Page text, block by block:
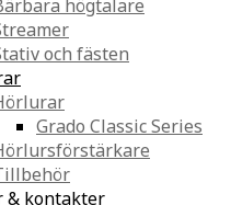
högtalare
och fästen
Grado Classic Series
& kontakter